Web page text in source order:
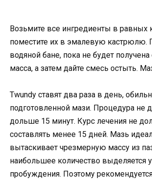
Возьмите все ингредиенты в равных
поместите их в эмалевую кастрюлю.
водяной бане, пока не будет
масса, а затем дайте смесь остыть.
Twundy ставят два раза в день,
подготовленной мази. Процедура не
дольше 15 минут. Курс лечения не
составлять менее 15 дней. Мазь
вытаскивает чрезмерную массу из
наибольшее количество выделяется
пробуждения. Поэтому